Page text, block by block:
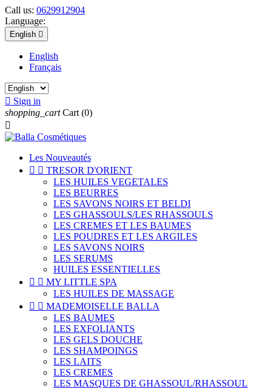
Call us: 0629912904
Language:
English 
English
Français
 Sign in
shopping_cart Cart (0)

Les Nouveautés
  TRESOR D'ORIENT
LES HUILES VEGETALES
LES BEURRES
LES SAVONS NOIRS ET BELDI
LES GHASSOULS/LES RHASSOULS
LES CREMES ET LES BAUMES
LES POUDRES ET LES ARGILES
LES SAVONS NOIRS
LES SERUMS
HUILES ESSENTIELLES
  MY LITTLE SPA
LES HUILES DE MASSAGE
  MADEMOISELLE BALLA
LES BAUMES
LES EXFOLIANTS
LES GELS DOUCHE
LES SHAMPOINGS
LES LAITS
LES CREMES
LES MASQUES DE GHASSOUL/RHASSOUL